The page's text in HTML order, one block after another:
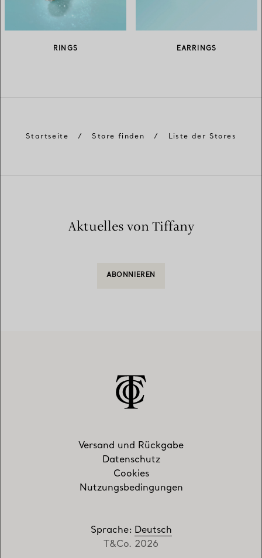
RINGS EARRINGS
Startseite / Store finden / Liste der Stores
Aktuelles von Tiffany
ABONNIEREN
Versand und Rückgabe
Datenschutz
Cookies
Nutzungsbedingungen
Sprache: Deutsch
T&Co. 2026